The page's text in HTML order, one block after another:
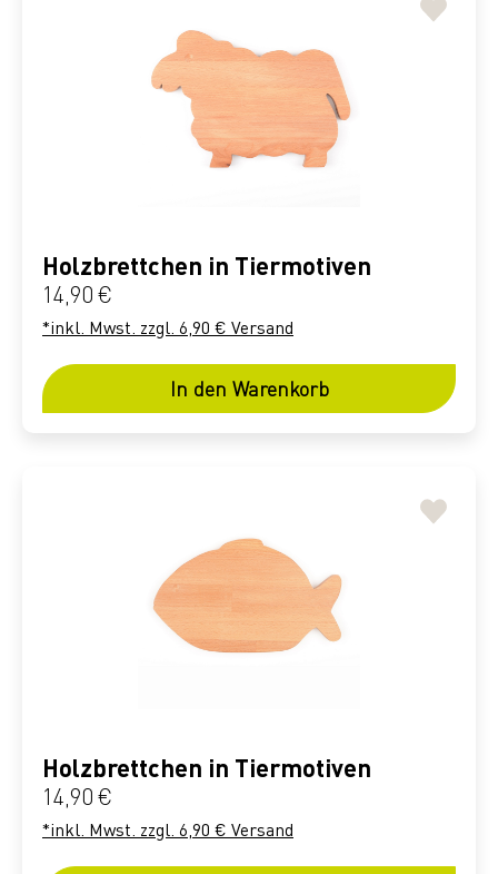
Holzbrettchen in Tiermotiven
Regulärer Preis:
14,90 €
*inkl. Mwst. zzgl. 6,90 € Versand
In den Warenkorb
Holzbrettchen in Tiermotiven
Regulärer Preis:
14,90 €
*inkl. Mwst. zzgl. 6,90 € Versand